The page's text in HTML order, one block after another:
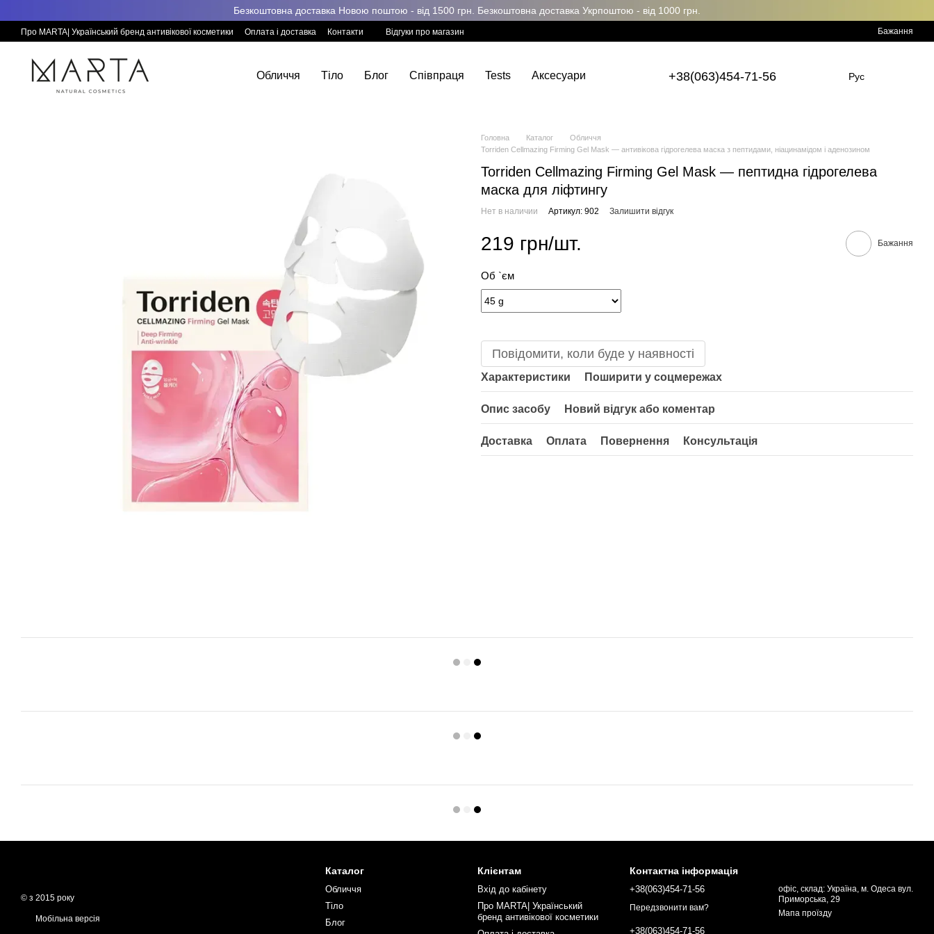
Безкоштовна доставка Новою поштою - від 1500 грн. Безкоштовна доставка Укрпоштою - від 1000 грн.
Про MARTA| Український бренд антивікової косметики Оплата і доставка Контакти Відгуки про магазин Бажання
Обличчя Тіло Блог Співпраця Tests Аксесуари +38(063)454-71-56 Рус
Головна Каталог
Обличчя
Torriden Cellmazing Firming Gel Mask — антивікова гідрогелева маска з пептидами, ніацинамідом і аденозином
Torriden Cellmazing Firming Gel Mask — пептидна гідрогелева
маска для ліфтингу
Нет в наличии Артикул: 902 Залишити відгук
219 грн/шт. Бажання
Об `єм
Повідомити, коли буде у наявності
Характеристики Поширити у соцмережах
Опис засобу Новий відгук або коментар
Доставка Оплата Повернення Консультація
© з 2015 року
Мобільна версія
Каталог
Обличчя
Тіло
Блог
Клієнтам
Вхід до кабінету
Про MARTA| Український
бренд антивікової косметики
Контактна інформація
+38(063)454-71-56
Передзвонити вам?
+38(063)454-71-56
офіс, склад: Україна, м. Одеса вул.
Приморська, 29
Мапа проїзду